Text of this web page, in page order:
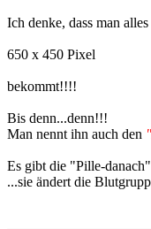
Ich denke, dass man
650 x 450 Pixel
bekommt!!!!
Bis denn...denn!!!
Man nennt ihn auch den
Es gibt die "Pille-
...sie ändert die